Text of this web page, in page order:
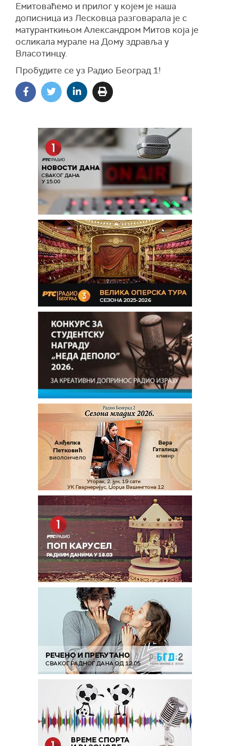
Емитоваћемо и прилог у којем је наша
дописница из Лесковца разговарала је с
матуранткињом Александром Митов која је
осликала мурале на Дому здравља у
Власотинцу.
Пробудите се уз Радио Београд 1!